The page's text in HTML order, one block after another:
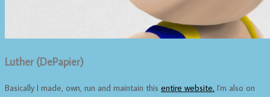
Luther (DePapier)
Basically I made, own, run and maintain this entire website. I'm also on